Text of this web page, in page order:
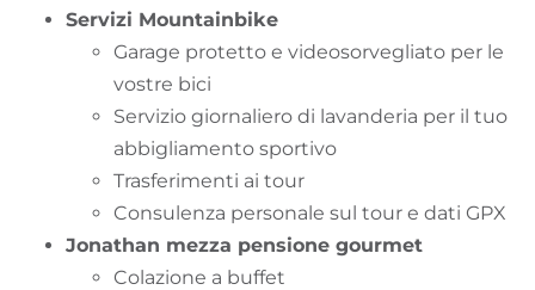
Servizi Mountainbike
Garage protetto e videosorvegliato per le
vostre bici
Servizio giornaliero di lavanderia per il tuo
abbigliamento sportivo
Trasferimenti ai tour
Consulenza personale sul tour e dati GPX
Jonathan mezza pensione gourmet
Colazione a buffet